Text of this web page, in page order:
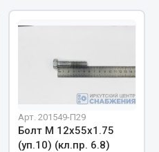
Арт. 201549-П29
Болт М 12х55х1.75
(уп.10) (кл.пр. 6.8)